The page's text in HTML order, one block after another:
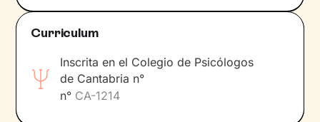
bienestar.
Curriculum
Inscrita en el Colegio de Psicólogos
de Cantabria n°
n° CA-1214